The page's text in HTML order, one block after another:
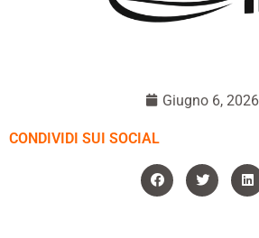
Giugno 6, 2026
CONDIVIDI SUI SOCIAL